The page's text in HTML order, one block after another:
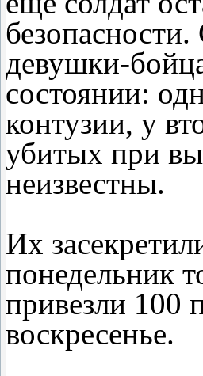
девушки-
состоянии:
контузии, у
убитых при
неизвестны.
Их
понедельник
привезли 100
воскресенье.